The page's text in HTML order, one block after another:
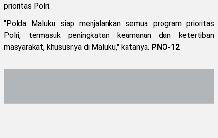
prioritas Polri.
"Polda Maluku siap menjalankan semua program prioritas
Polri, termasuk peningkatan keamanan dan ketertiban
masyarakat, khususnya di Maluku," katanya. PNO-12